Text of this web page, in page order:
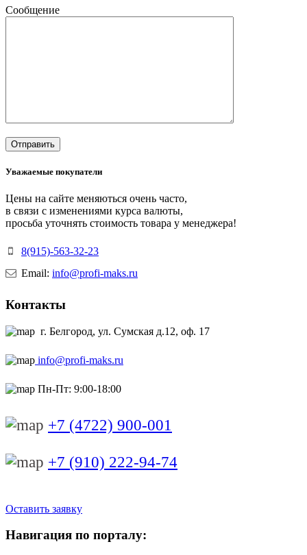
Сообщение
Уважаемые покупатели
Цены на сайте меняються очень часто,
в связи с изменениями курса валюты,
просьба уточнять стоимость товара у менеджера!
8(915)-563-32-23
Email: info@profi-maks.ru
Контакты
г. Белгород, ул. Сумская д.12, оф. 17
info@profi-maks.ru
Пн-Пт: 9:00-18:00
+7 (4722) 900-001
+7 (910) 222-94-74
Оставить заявку
Навигация по порталу: